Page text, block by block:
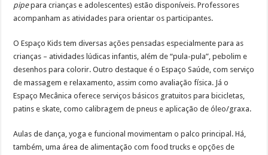
pipepara crianças e adolescentes) estão disponíveis. Professores
acompanham as atividades para orientar os participantes.
O Espaço Kids tem diversas ações pensadas especialmente para as
crianças – atividades lúdicas infantis, além de “pula-pula”, pebolim e
desenhos para colorir. Outro destaque é o Espaço Saúde, com serviço
de massagem e relaxamento, assim como avaliação física. Já o
Espaço Mecânica oferece serviços básicos gratuitos para bicicletas,
patins e skate, como calibragem de pneus e aplicação de óleo/graxa.
Aulas de dança, yoga e funcional movimentam o palco principal. Há,
também, uma área de alimentação com food trucks e opções de